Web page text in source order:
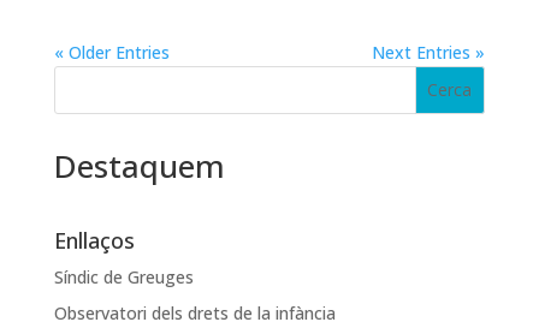
« Older Entries Next Entries »
Destaquem
Enllaços
Síndic de Greuges
Observatori dels drets de la infància